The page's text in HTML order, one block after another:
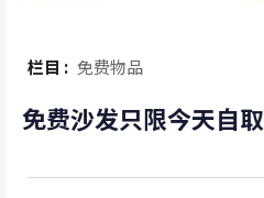
栏目 : 免费物品
免费沙发只限今天自取